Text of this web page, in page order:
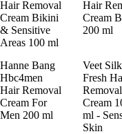
Hair Removal
Cream Bikini
& Sensitive
Areas 100 ml
Hair
Cream
200 ml
Hanne Bang
Hbc4men
Hair Removal
Cream For
Men 200 ml
Veet
Fresh
Removal
Cream
ml -
Skin